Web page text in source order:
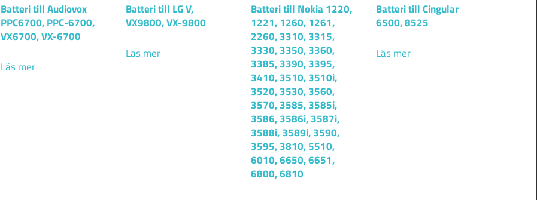
Batteri till Audiovox
PPC6700, PPC-6700,
VX6700, VX-6700
Läs mer
Batteri till LG V,
VX9800, VX-9800
Läs mer
Batteri till Nokia 1220,
1221, 1260, 1261,
2260, 3310, 3315,
3330, 3350, 3360,
3385, 3390, 3395,
3410, 3510, 3510i,
3520, 3530, 3560,
3570, 3585, 3585i,
3586, 3586i, 3587i,
3588i, 3589i, 3590,
3595, 3810, 5510,
6010, 6650, 6651,
6800, 6810
Batteri till Cingular
6500, 8525
Läs mer